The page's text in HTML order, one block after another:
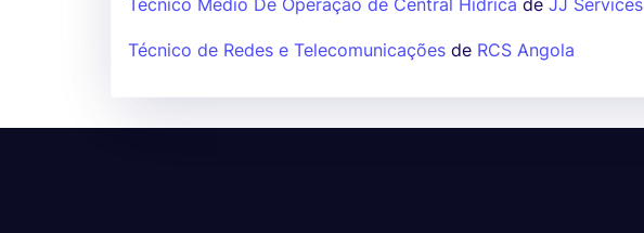
Técnico Médio De Operação de Central Hídrica de JJ Services
Técnico de Redes e Telecomunicações de RCS Angola